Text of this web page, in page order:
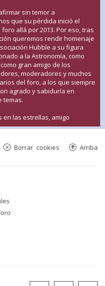
sin temor a
que su pérdida inició el
allá por 2013. Por eso, tras
queremos rendir homenaje
Hubble a su figura
a la Astronomía, como
gran amigo de los
moderadores y muchos
del foro, a los que siempre
agrado y sabiduría en
temas.
en las estrellas, amigo
Arriba
Borrar cookies